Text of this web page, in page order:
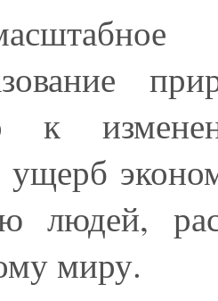
к
ущерб
людей,
миру.